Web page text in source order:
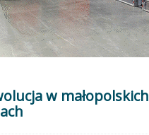
w małopolskich